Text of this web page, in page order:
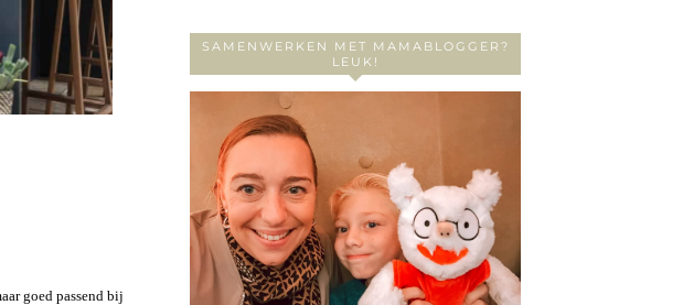
goed passend bij
SAMENWERKEN MET MAMABLOGGER?
LEUK!